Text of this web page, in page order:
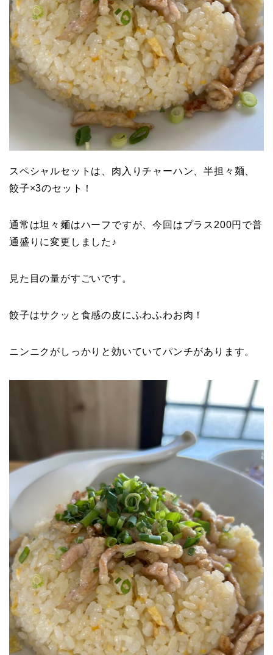
スペシャルセットは、肉入りチャーハン、半担々麺、
餃子×3のセット！
通常は坦々麺はハーフですが、今回はプラス200円で普
通盛りに変更しました♪
見た目の量がすごいです。
餃子はサクッと食感の皮にふわふわお肉！
ニンニクがしっかりと効いていてパンチがあります。